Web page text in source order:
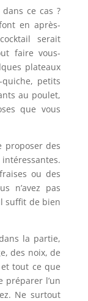
ce cas ?
en après-
serait
faire vous-
plateaux
petits
au poulet,
que vous
des
ou des
n’avez pas
suffit de bien
la partie,
des noix, de
tout ce que
préparer l’un
Ne surtout